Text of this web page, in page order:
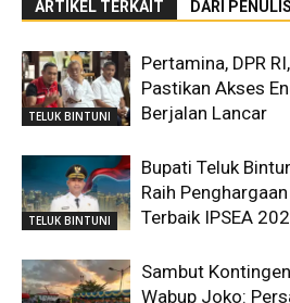
ARTIKEL TERKAIT DARI PENULIS
TELUK BINTUNI
Pertamina, DPR
Pastikan Akses
Berjalan Lancar
TELUK BINTUNI
Bupati Teluk
Raih
Terbaik IPSEA
Sambut
Wabup Joko: